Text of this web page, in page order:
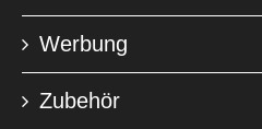
Werbung
Zubehör